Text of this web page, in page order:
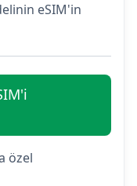
eSIM'in
özel